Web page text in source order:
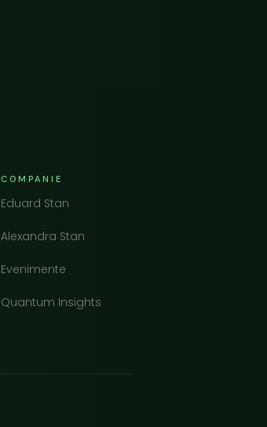
COMPANIE
Eduard Stan
Alexandra Stan
Evenimente
Quantum Insights